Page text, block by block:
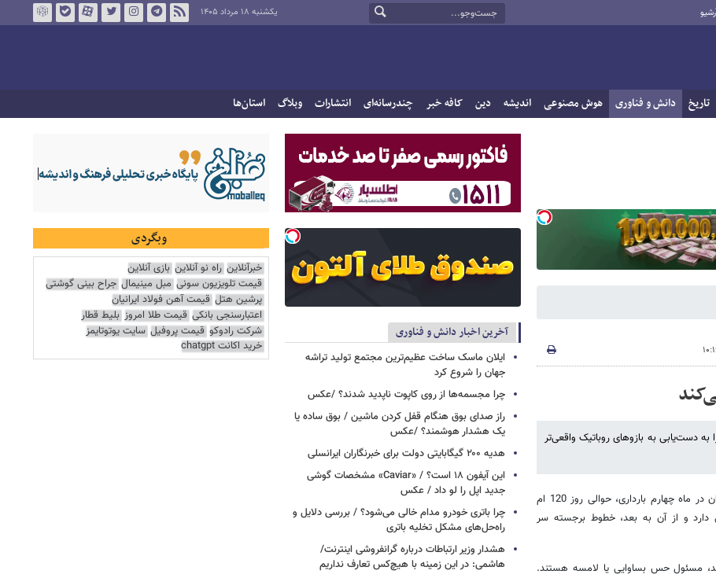
یکشنبه ۱۸ مرداد ۱۴۰۵
تاریخ دانش و فناوری هوش مصنوعی اندیشه دین کافه خبر چندرسانه‌ای انتشارات وبلاگ استان‌ها
به بازوهای روباتیک واقعی‌تر
حس لامسه اولین حس دوران جنینی است. خطوط انگشتان در ماه چهارم بارداری، حوالی روز 120 ام
دارد و از آن به بعد، خطوط برجسته سر
مسئول حس بساوایی یا لامسه هستند.
آخرین اخبار دانش و فناوری
ایلان ماسک ساخت عظیم‌ترین مجتمع تولید تراشه
جهان را شروع کرد
چرا مجسمه‌ها از روی کاپوت‌ ناپدید شدند؟ /عکس
راز صدای بوق هنگام قفل کردن ماشین / بوق ساده یا
یک هشدار هوشمند؟ /عکس
هدیه ۲۰۰ گیگابایتی دولت برای خبرنگاران ایرانسلی
این آیفون ۱۸ است؟ / «Caviar» مشخصات گوشی
جدید اپل را لو داد / عکس
چرا باتری خودرو مدام خالی می‌شود؟ / بررسی دلایل و
راه‌حل‌های مشکل تخلیه باتری
هشدار وزیر ارتباطات درباره گرانفروشی اینترنت/
هاشمی: در این زمینه با هیچ‌کس تعارف نداریم
وبگردی
خبرآنلاین راه نو آنلاین بازی آنلاین
قیمت تلویزیون سونی مبل مینیمال جراح بینی گوشتی
پرشین هتل قیمت آهن فولاد ایرانیان
اعتبارسنجی بانکی قیمت طلا امروز بلیط قطار
شرکت رادوکو قیمت پروفیل سایت یوتوتایمز
خرید اکانت chatgpt